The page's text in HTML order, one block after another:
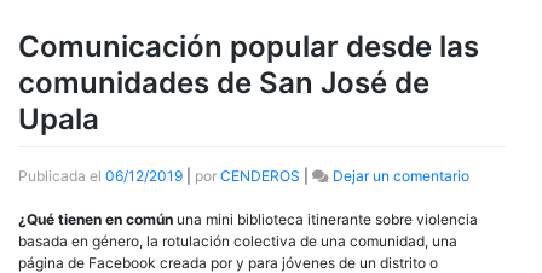
Comunicación popular desde las
comunidades de San José de
Upala
Publicada el 06/12/2019 por CENDEROS Dejar un comentarioen
popular
¿Qué tienen en común una mini biblioteca itinerante sobre violencia
basada en género, la rotulación colectiva de una comunidad, una
página de Facebook creada por y para jóvenes de un distrito o